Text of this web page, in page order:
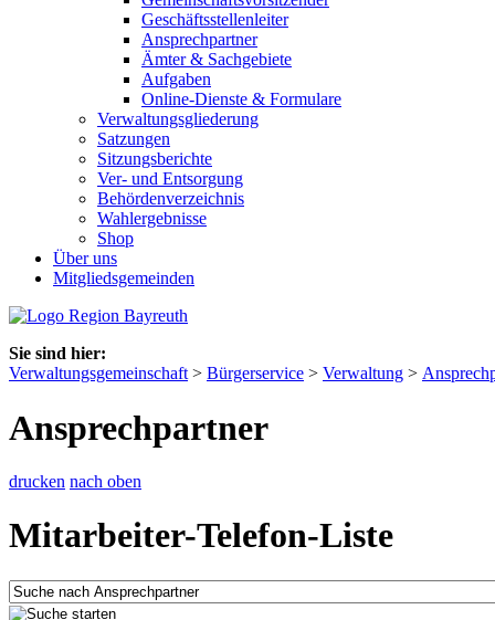
Geschäftsstellenleiter
Ansprechpartner
Ämter & Sachgebiete
Aufgaben
Online-Dienste & Formulare
Verwaltungsgliederung
Satzungen
Sitzungsberichte
Ver- und Entsorgung
Behördenverzeichnis
Wahlergebnisse
Shop
Über uns
Mitgliedsgemeinden
Sie sind hier:
Verwaltungsgemeinschaft > Bürgerservice > Verwaltung >
Ansprechpartner
drucken nach oben
Mitarbeiter-Telefon-Liste